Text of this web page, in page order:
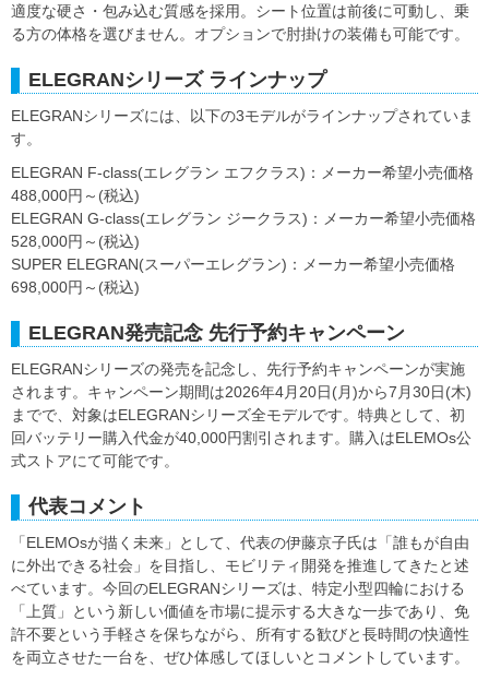
適度な硬さ・包み込む質感を採用。シート位置は前後に可動し、乗
る方の体格を選びません。オプションで肘掛けの装備も可能です。
ELEGRANシリーズ ラインナップ
ELEGRANシリーズには、以下の3モデルがラインナップされていま
す。
ELEGRAN F-class(エレグラン エフクラス)：メーカー希望小売価格
488,000円～(税込)
ELEGRAN G-class(エレグラン ジークラス)：メーカー希望小売価格
528,000円～(税込)
SUPER ELEGRAN(スーパーエレグラン)：メーカー希望小売価格
698,000円～(税込)
ELEGRAN発売記念 先行予約キャンペーン
ELEGRANシリーズの発売を記念し、先行予約キャンペーンが実施
されます。キャンペーン期間は2026年4月20日(月)から7月30日(木)
までで、対象はELEGRANシリーズ全モデルです。特典として、初
回バッテリー購入代金が40,000円割引されます。購入はELEMOs公
式ストアにて可能です。
代表コメント
「ELEMOsが描く未来」として、代表の伊藤京子氏は「誰もが自由
に外出できる社会」を目指し、モビリティ開発を推進してきたと述
べています。今回のELEGRANシリーズは、特定小型四輪における
「上質」という新しい価値を市場に提示する大きな一歩であり、免
許不要という手軽さを保ちながら、所有する歓びと長時間の快適性
を両立させた一台を、ぜひ体感してほしいとコメントしています。